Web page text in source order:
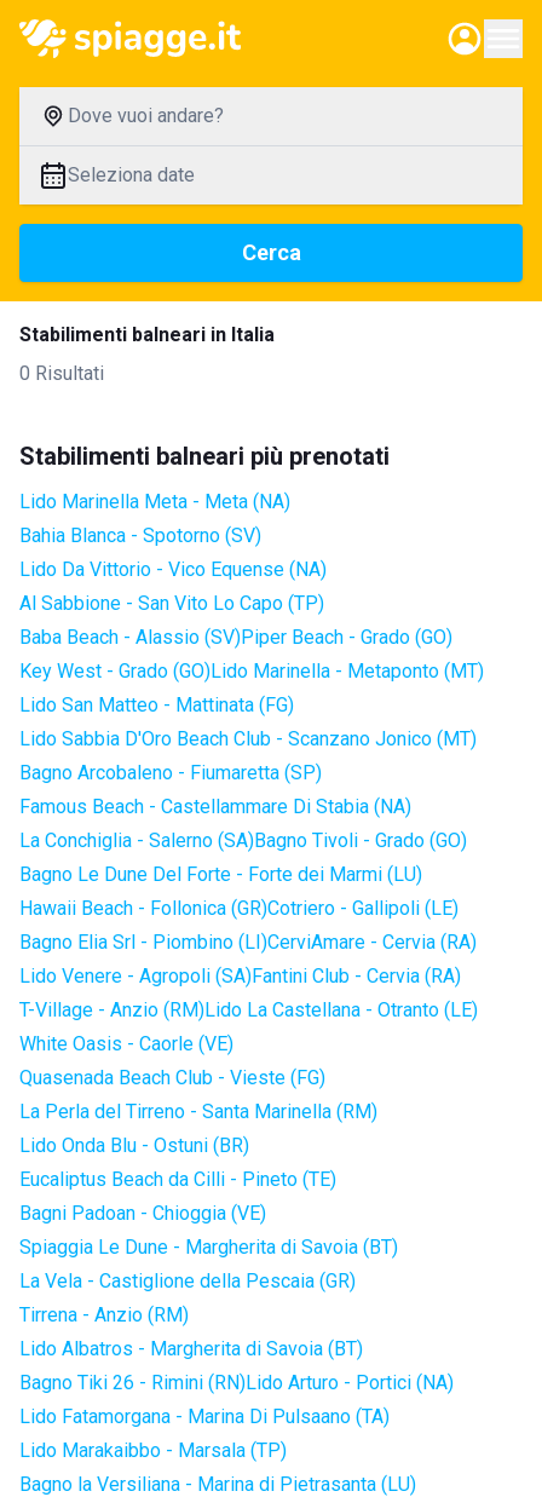
Dove vuoi andare?
Seleziona date
Cerca
Stabilimenti balneari in Italia
0 Risultati
Stabilimenti balneari più prenotati
Lido Marinella Meta - Meta (NA)
Bahia Blanca - Spotorno (SV)
Lido Da Vittorio - Vico Equense (NA)
Al Sabbione - San Vito Lo Capo (TP)
Baba Beach - Alassio (SV)Piper Beach - Grado (GO)
Key West - Grado (GO)Lido Marinella - Metaponto (MT)
Lido San Matteo - Mattinata (FG)
Lido Sabbia D'Oro Beach Club - Scanzano Jonico (MT)
Bagno Arcobaleno - Fiumaretta (SP)
Famous Beach - Castellammare Di Stabia (NA)
La Conchiglia - Salerno (SA)Bagno Tivoli - Grado (GO)
Bagno Le Dune Del Forte - Forte dei Marmi (LU)
Hawaii Beach - Follonica (GR)Cotriero - Gallipoli (LE)
Bagno Elia Srl - Piombino (LI)CerviAmare - Cervia (RA)
Lido Venere - Agropoli (SA)Fantini Club - Cervia (RA)
T-Village - Anzio (RM)Lido La Castellana - Otranto (LE)
White Oasis - Caorle (VE)
Quasenada Beach Club - Vieste (FG)
La Perla del Tirreno - Santa Marinella (RM)
Lido Onda Blu - Ostuni (BR)
Eucaliptus Beach da Cilli - Pineto (TE)
Bagni Padoan - Chioggia (VE)
Spiaggia Le Dune - Margherita di Savoia (BT)
La Vela - Castiglione della Pescaia (GR)
Tirrena - Anzio (RM)
Lido Albatros - Margherita di Savoia (BT)
Bagno Tiki 26 - Rimini (RN)Lido Arturo - Portici (NA)
Lido Fatamorgana - Marina Di Pulsaano (TA)
Lido Marakaibbo - Marsala (TP)
Bagno la Versiliana - Marina di Pietrasanta (LU)